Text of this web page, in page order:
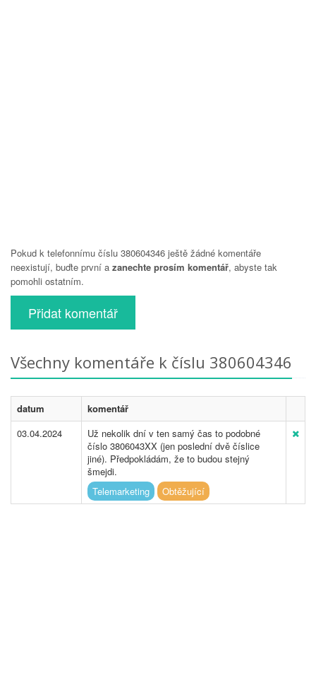
Pokud k telefonnímu číslu 380604346 ještě žádné komentáře
neexistují, buďte první a zanechte prosím komentář, abyste tak
pomohli ostatním.
Přidat komentář
Všechny komentáře k číslu 380604346
datum
komentář
03.04.2024
Už nekolik dní v ten samý čas to podobné
číslo 3806043XX (jen poslední dvě číslice
jiné). Předpokládám, že to budou stejný
šmejdi.
Telemarketing
Obtěžující